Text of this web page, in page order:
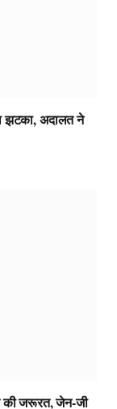
झटका, अदालत ने
की जरूरत, जेन-जी